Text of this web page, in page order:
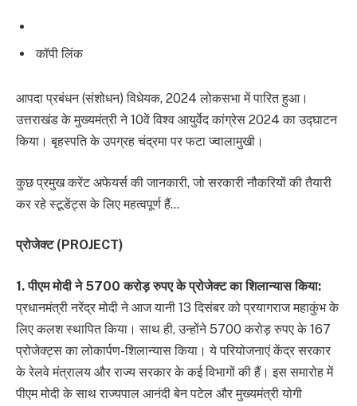
कॉपी लिंक
आपदा प्रबंधन (संशोधन) विधेयक, 2024 लोकसभा में पारित हुआ।
उत्तराखंड के मुख्यमंत्री ने 10वें विश्व आयुर्वेद कांग्रेस 2024 का उद्घाटन
किया। बृहस्पति के उपग्रह चंद्रमा पर फटा ज्वालामुखी।
कुछ प्रमुख करेंट अफेयर्स की जानकारी, जो सरकारी नौकरियों की तैयारी
कर रहे स्टूडेंट्स के लिए महत्वपूर्ण हैं…
प्रोजेक्ट (PROJECT)
1. पीएम मोदी ने 5700 करोड़ रुपए के प्रोजेक्ट का शिलान्यास किया:
प्रधानमंत्री नरेंद्र मोदी ने आज यानी 13 दिसंबर को प्रयागराज महाकुंभ के
लिए कलश स्थापित किया। साथ ही, उन्होंने 5700 करोड़ रुपए के 167
प्रोजेक्ट्स का लोकार्पण-शिलान्यास किया। ये परियोजनाएं केंद्र सरकार
के रेलवे मंत्रालय और राज्य सरकार के कई विभागों की हैं। इस समारोह में
पीएम मोदी के साथ राज्यपाल आनंदी बेन पटेल और मुख्यमंत्री योगी